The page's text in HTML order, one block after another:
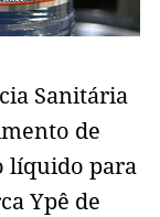
Sanitária
de
líquido para
Ypê de